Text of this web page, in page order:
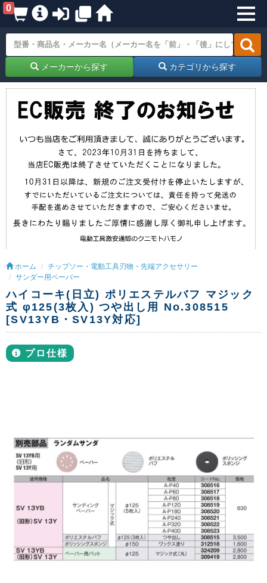
0
メーカーから探す カテゴリから探す
ホーム
チップソー・電動工具刃物・先端アクセサリー
サンダー用ペーパー
ハイコーキ(日立) ポリエステルバフ マジック
式 φ125(3枚入) つや出し用 No.308515
[SV13YB・SV13Y対応]
プロ仕様